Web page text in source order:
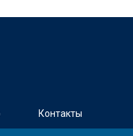
Контакты